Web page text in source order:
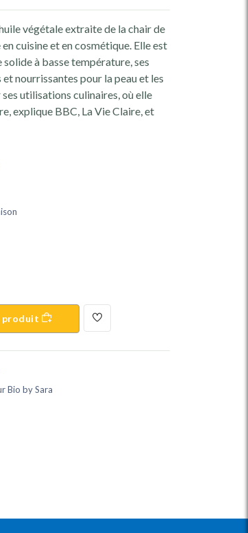
végétale extraite de la chair de
cuisine et en cosmétique. Elle est
à basse température, ses
nourrissantes pour la peau et les
utilisations culinaires, où elle
explique BBC, La Vie Claire, et
Ajout produit
Bio by Sara